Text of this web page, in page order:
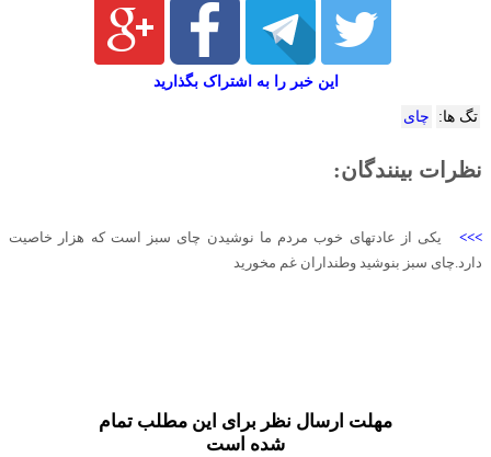
این خبر را به اشتراک بگذارید
تگ ها: چای
نظرات بینندگان:
>>> یکی از عادتهای خوب مردم ما نوشیدن چای سبز است که هزار خاصیت
دارد.چای سبز بنوشید وطنداران غم مخورید
مهلت ارسال نظر برای این مطلب تمام
شده است